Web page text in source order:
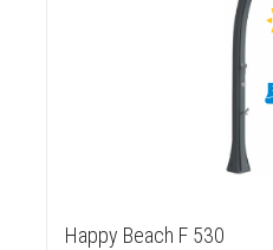
Happy Beach F 530